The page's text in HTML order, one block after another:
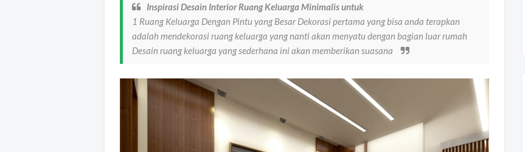
Inspirasi Desain Interior Ruang Keluarga Minimalis untuk
1 Ruang Keluarga Dengan Pintu yang Besar Dekorasi pertama yang bisa anda terapkan
adalah mendekorasi ruang keluarga yang nanti akan menyatu dengan bagian luar rumah
Desain ruang keluarga yang sederhana ini akan memberikan suasana